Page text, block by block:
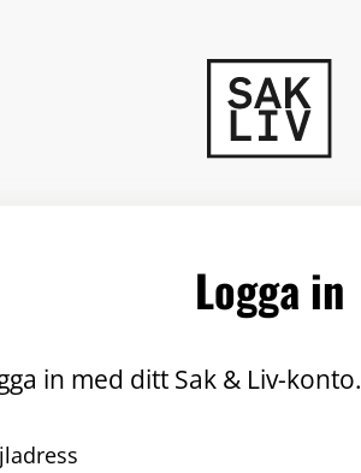
Logga in
in med ditt Sak & Liv-konto.